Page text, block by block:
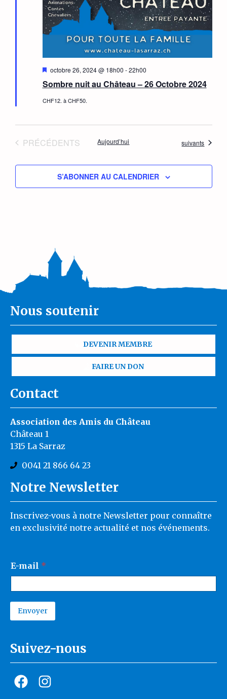
Sombre nuit au Château – 26 Octobre 2024
Mis
avant
octobre 26, 2024 @ 18h00 -22h00
CHF12. à CHF50.
ÉVÈNEMENTS
PRÉCÉDENTS Aujourd’hui Évènements
suivants
S’ABONNER AU CALENDRIER
Nous soutenir
DEVENIR MEMBRE
FAIRE UN DON
Contact
Association des Amis du Château
Château 1
1315 La Sarraz
0041 21 866 64 23
Notre Newsletter
Inscrivez-vous à notre Newsletter pour connaître
en exclusivité notre actualité et nos événements.
E
-
i
E-mail *
Envoyer
e
n
Suivez-nous